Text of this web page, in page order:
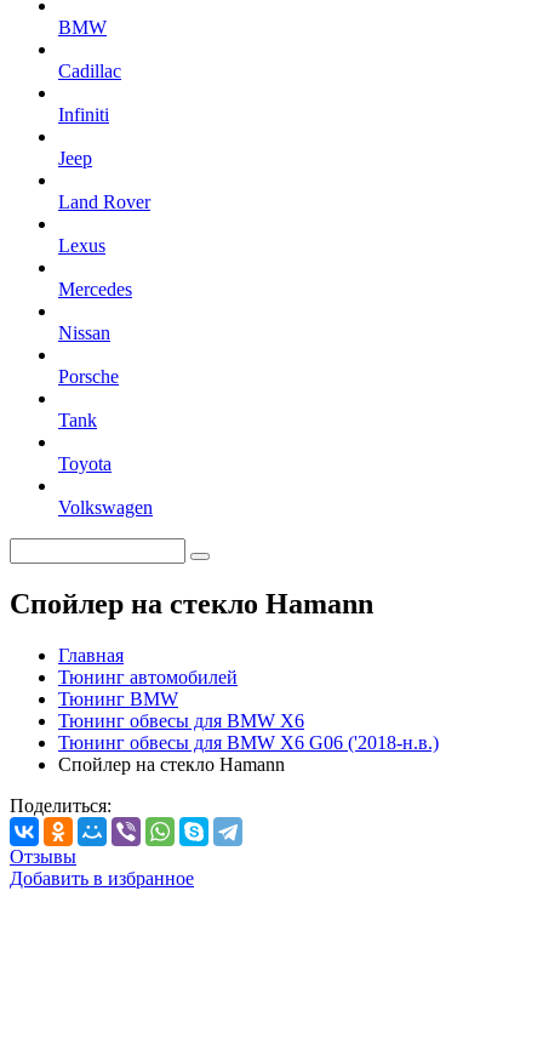
BMW
Cadillac
Infiniti
Jeep
Land Rover
Lexus
Mercedes
Nissan
Porsche
Tank
Toyota
Volkswagen
Спойлер на стекло Hamann
Главная
Тюнинг автомобилей
Тюнинг BMW
Тюнинг обвесы для BMW X6
Тюнинг обвесы для BMW X6 G06 ('2018-н.в.)
Спойлер на стекло Hamann
Поделиться:
Отзывы
Добавить в избранное